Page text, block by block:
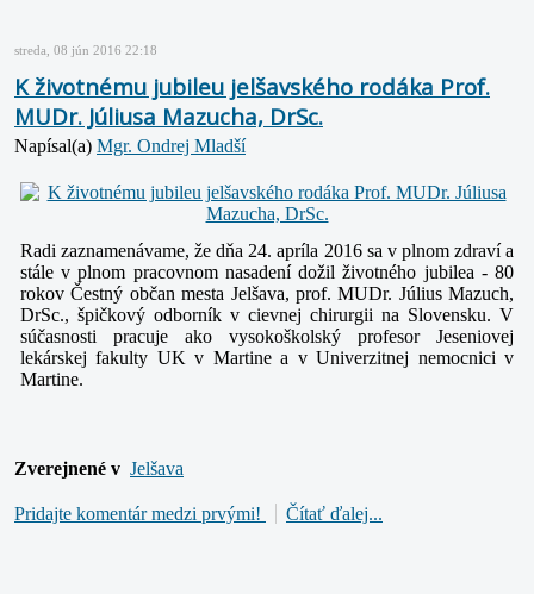
streda, 08 jún 2016 22:18
K životnému jubileu jelšavského rodáka Prof.
MUDr. Júliusa Mazucha, DrSc.
Napísal(a) Mgr. Ondrej Mladší
Radi zaznamenávame, že dňa 24. apríla 2016 sa v plnom zdraví a
stále v plnom pracovnom nasadení dožil životného jubilea - 80
rokov Čestný občan mesta Jelšava, prof. MUDr. Július Mazuch,
DrSc., špičkový odborník v cievnej chirurgii na Slovensku. V
súčasnosti pracuje ako vysokoškolský profesor Jeseniovej
lekárskej fakulty UK v Martine a v Univerzitnej nemocnici v
Martine.
Zverejnené v Jelšava
Pridajte komentár medzi prvými! Čítať ďalej...